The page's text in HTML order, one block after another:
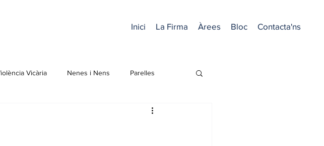
Inici La Firma Àrees Bloc Contacta'ns
Vicària Nenes i Nens Parelles